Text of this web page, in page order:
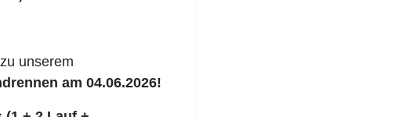
unserem
am 04.06.2026!